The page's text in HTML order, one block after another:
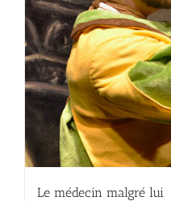
Le médecin malgré lui